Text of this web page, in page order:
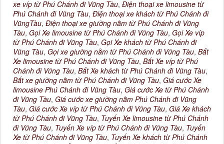
xe víp từ Phú Chánh đi Vũng Tàu, Điện thoại xe limousine từ
Phú Chánh đi Vũng Tàu, Điện thoại xe khách từ Phú Chánh đi
VũngTàu, Điện thoại xe giường nằm từ Phú Chánh đi Vũng
Tàu, Gọi Xe limousine từ Phú Chánh đi Vũng Tàu, Gọi Xe víp
từ Phú Chánh đi Vũng Tàu, Gọi Xe khách từ Phú Chánh đi
Vũng Tàu, Gọi xe giường nằm từ Phú Chánh đi Vũng Tàu, Bắt
Xe limousine từ Phú Chánh đi Vũng Tàu, Bắt Xe víp từ Phú
Chánh đi Vũng Tàu, Bắt Xe khách từ Phú Chánh đi Vũng Tàu,
Bắt xe giường nằm từ Phú Chánh đi Vũng Tàu, Giá cước Xe
limousine Phú Chánh đi Vũng Tàu, Giá cước Xe từ Phú Chánh
đi Vũng Tàu, Giá cước xe giường nằm Phú Chánh đi Vũng
Tàu, Giá cước Xe víp từ Phú Chánh đi Vũng Tàu, Giá Xe khách
từ Phú Chánh đi Vũng Tàu, Tuyến Xe limousine từ Phú Chánh
đi Vũng Tàu, Tuyến Xe víp từ Phú Chánh đi Vũng Tàu, Tuyến
Xe từ Phú Chánh đi Vũng Tàu, Tuyến Xe khách từ Phú Chánh